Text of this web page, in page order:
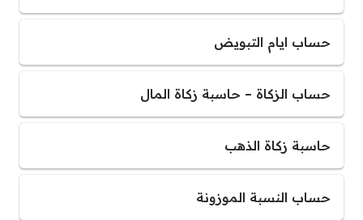
حساب ايام التبويض
حساب الزكاة – حاسبة زكاة المال
حاسبة زكاة الذهب
حساب النسبة الموزونة